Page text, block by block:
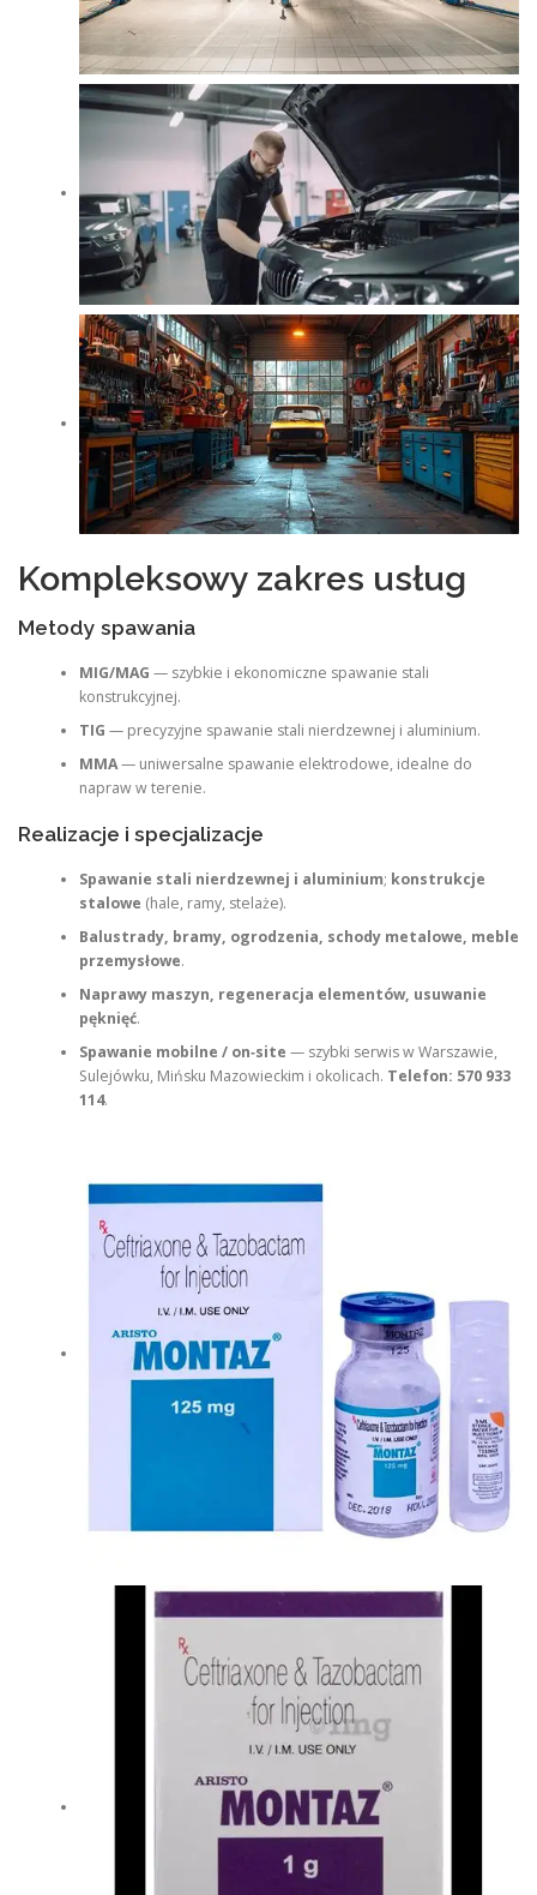
Kompleksowy zakres usług
Metody spawania
MIG/MAG — szybkie i ekonomiczne spawanie stali
konstrukcyjnej.
TIG — precyzyjne spawanie stali nierdzewnej i aluminium.
MMA— uniwersalne spawanie elektrodowe, idealne do
napraw w terenie.
Realizacje i specjalizacje
Spawanie stali nierdzewnej i aluminium; konstrukcje
stalowe (hale, ramy, stelaże).
Balustrady, bramy, ogrodzenia, schody metalowe, meble
przemysłowe.
Naprawy maszyn, regeneracja elementów, usuwanie
pęknięć.
Spawanie mobilne / on‑site — szybki serwis w Warszawie,
Sulejówku, Mińsku Mazowieckim i okolicach. Telefon: 570 933
114.